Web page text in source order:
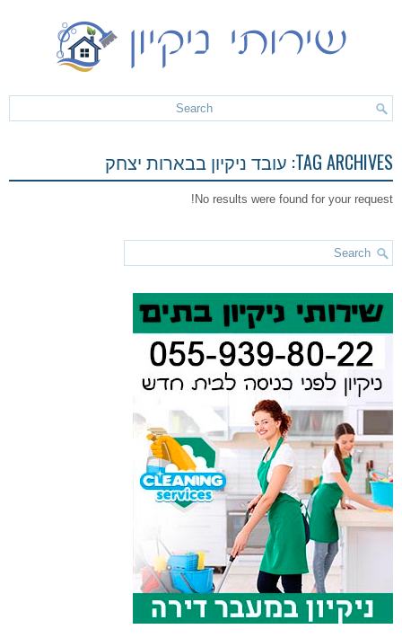
TAG ARCHIVES: עובד ניקיון בבארות יצחק
No results were found for your request!